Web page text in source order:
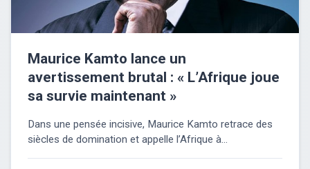
Maurice Kamto lance un
avertissement brutal : « L’Afrique joue
sa survie maintenant »
Dans une pensée incisive, Maurice Kamto retrace des
siècles de domination et appelle l’Afrique à...